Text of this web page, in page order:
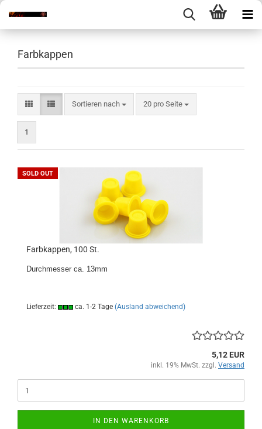
Farbkappen
Sortieren nach
Sortieren nach 20 pro Seite
pro Seite
1
SOLD OUT
Farbkappen, 100 St.
Durchmesser ca. 13mm
Lieferzeit: ca. 1-2 Tage (Ausland abweichend)
5,12 EUR
inkl. 19% MwSt. zzgl. Versand
IN DEN WARENKORB